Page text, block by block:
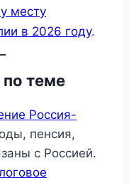
месту
в 2026 году.
теме
Россия-
пенсия,
с Россией.